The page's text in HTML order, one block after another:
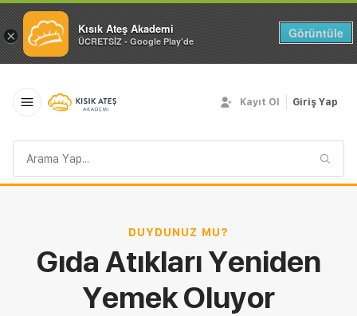
× Kısık Ateş Akademi
ÜCRETSİZ - Google Play'de
Görüntüle
sorgusu
Kayıt Ol Giriş Yap
DUYDUNUZ MU?
Gıda Atıkları Yeniden
Yemek Oluyor